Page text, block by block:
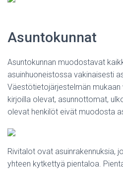
Asuntokunnat
Asuntokunnan muodostavat
asuinhuoneistossa vakinaisesti
Väestötietojärjestelmän
kirjoilla olevat, asunnottomat,
olevat henkilöt eivät muodosta
Rivitalot ovat asuinrakennuksia,
yhteen kytkettyä pientaloa.